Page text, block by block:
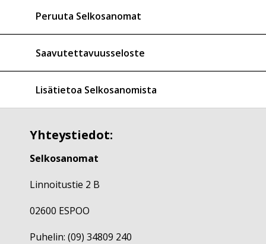
Peruuta Selkosanomat
Saavutettavuusseloste
Lisätietoa Selkosanomista
Yhteystiedot:
Selkosanomat
Linnoitustie 2 B
02600 ESPOO
Puhelin: (09) 34809 240